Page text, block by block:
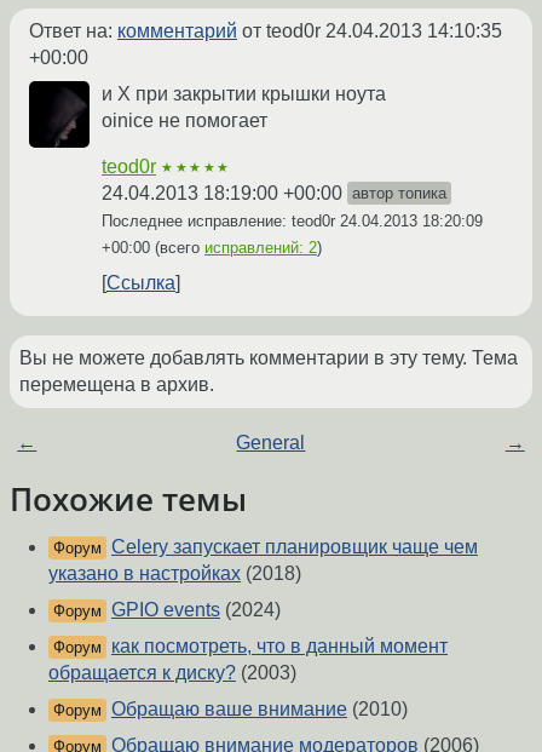
Ответ на: комментарий от teod0r 24.04.2013 14:10:35
+00:00
и X при закрытии крышки ноута
oinice не помогает
teod0r ★★★★★
24.04.2013 18:19:00 +00:00 автор топика
Последнее исправление: teod0r 24.04.2013 18:20:09
+00:00 (всего исправлений: 2)
Ссылка
Вы не можете добавлять комментарии в эту тему. Тема
перемещена в архив.
← General →
Похожие темы
Форум Celery запускает планировщик чаще чем
указано в настройках (2018)
Форум GPIO events (2024)
Форум
как посмотреть, что в данный момент
обращается к диску? (2003)
Форум Обращаю ваше внимание (2010)
Форум Обращаю внимание модераторов (2006)